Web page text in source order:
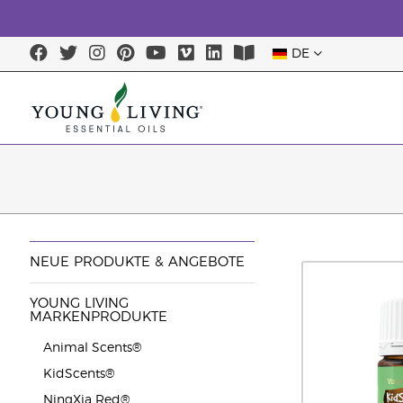
DE
NEUE PRODUKTE & ANGEBOTE
YOUNG LIVING
MARKENPRODUKTE
Animal Scents®
KidScents®
NingXia Red®